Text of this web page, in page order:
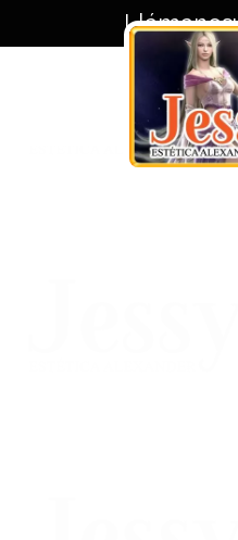
Llámanos: